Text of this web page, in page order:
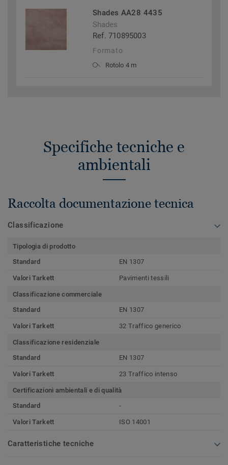
Shades AA28 4435
Shades
Ref. 710895003
Formato
Rotolo 4 m
Specifiche tecniche e
ambientali
Raccolta documentazione tecnica
Classificazione
Tipologia di prodotto
Standard
EN 1307
Valori Tarkett Pavimenti tessili
Classificazione commerciale
Standard
EN 1307
Valori Tarkett 32 Traffico generico
Classificazione residenziale
Standard
EN 1307
Valori Tarkett 23 Traffico intenso
Certificazioni ambientali e di qualità
Standard
-
Valori Tarkett ISO 14001
Caratteristiche tecniche